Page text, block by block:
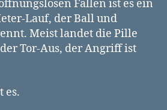
Fällen ist es ein
Lauf, der Ball und
Meist landet die Pille
Tor-Aus, der Angriff ist
es.